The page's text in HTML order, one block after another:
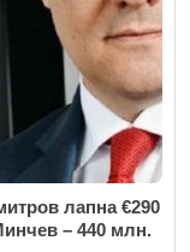
лапна €290
– 440 млн.